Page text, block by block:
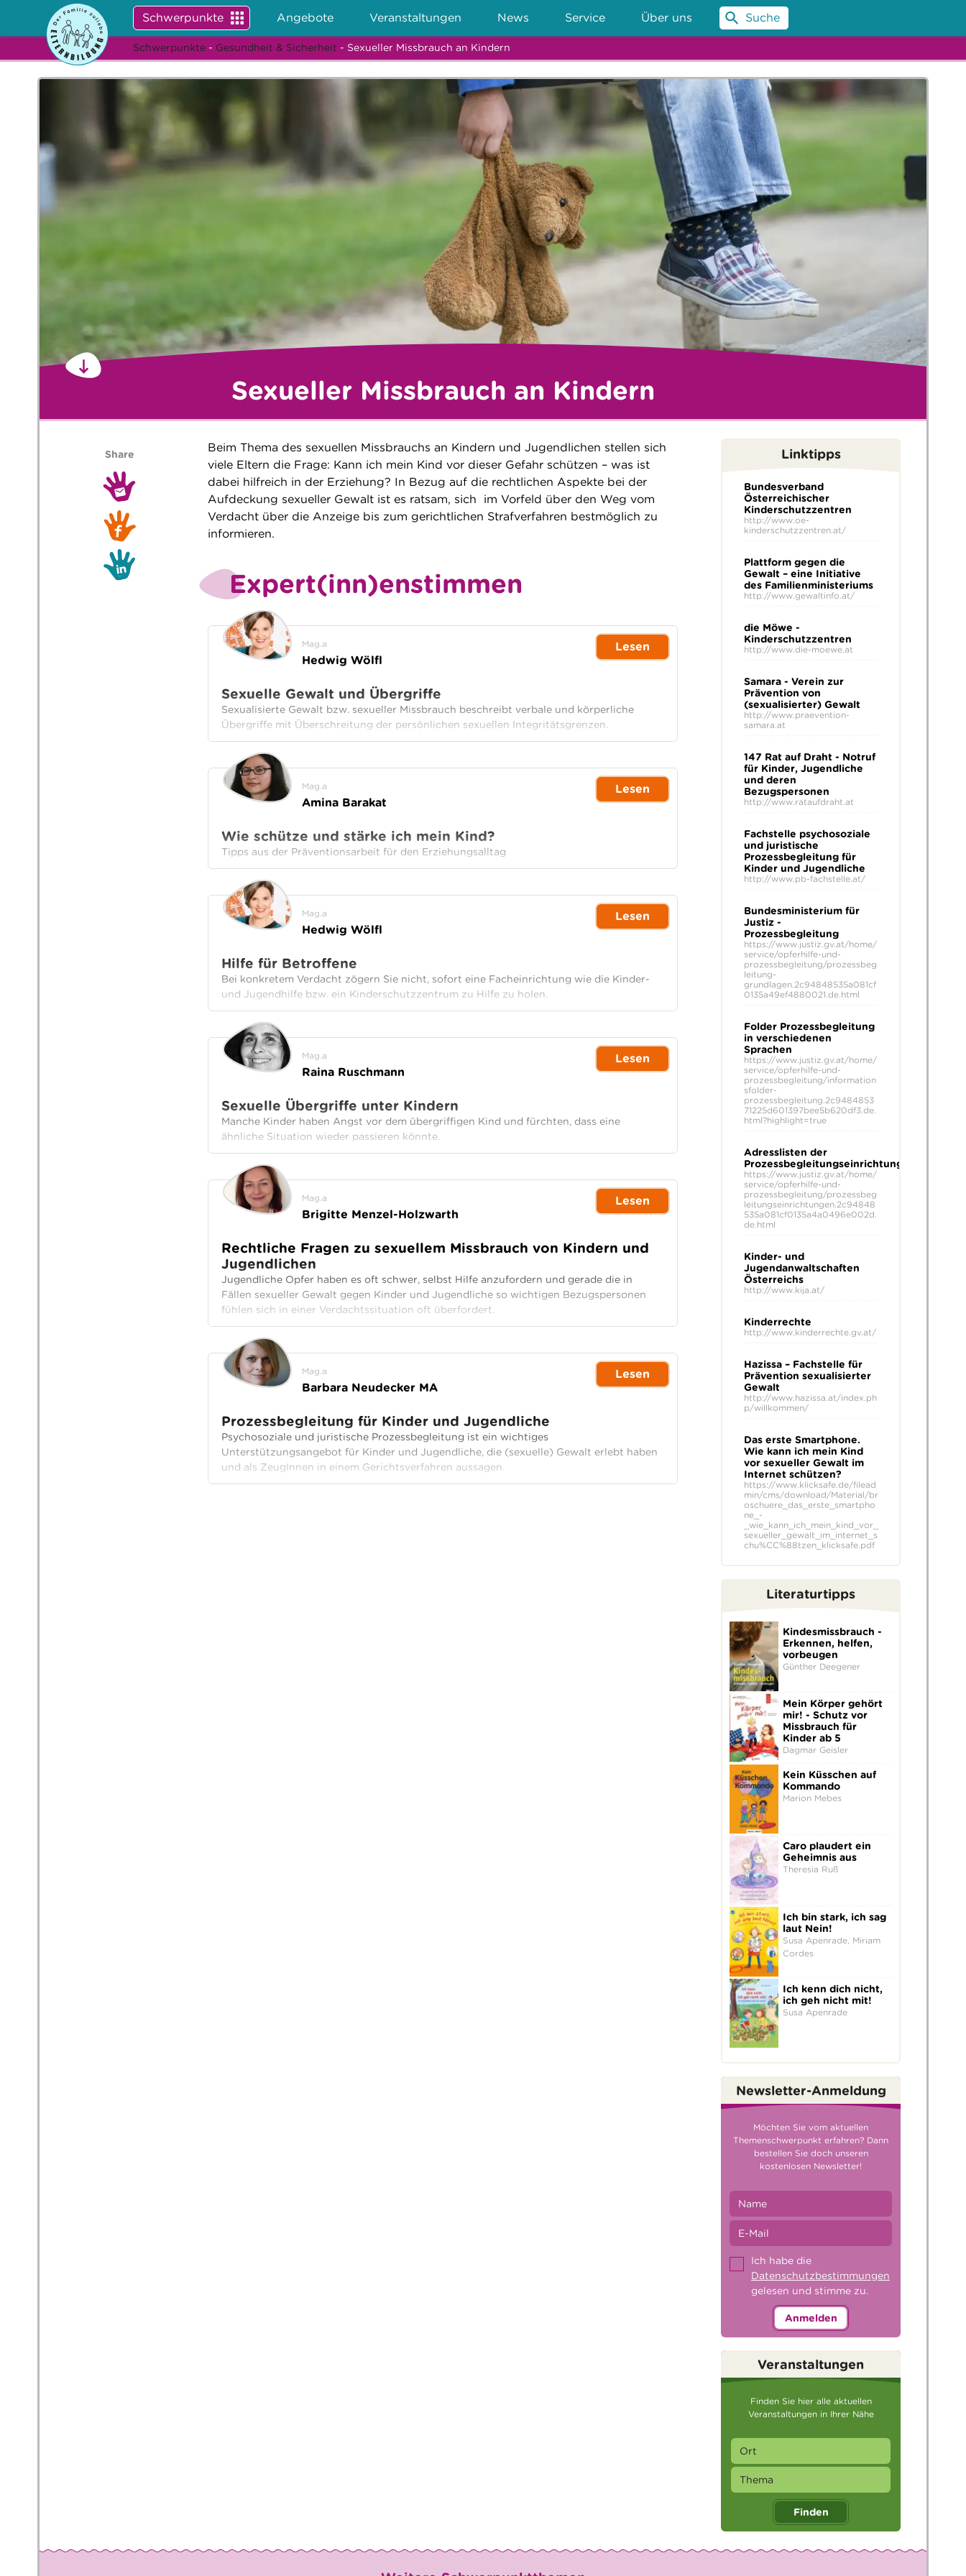
Schwerpunkte Angebote Veranstaltungen News Service Über uns Suche
Schwerpunkte - Gesundheit & Sicherheit - Sexueller Missbrauch an Kindern
Sexueller Missbrauch an Kindern
Beim Thema des sexuellen Missbrauchs an Kindern und Jugendlichen stellen sich
viele Eltern die Frage: Kann ich mein Kind vor dieser Gefahr schützen – was ist
dabei hilfreich in der Erziehung? In Bezug auf die rechtlichen Aspekte bei der
Aufdeckung sexueller Gewalt ist es ratsam, sich im Vorfeld über den Weg vom
Verdacht über die Anzeige bis zum gerichtlichen Strafverfahren bestmöglich zu
informieren.
Expert(inn)enstimmen
Mag.a
Hedwig Wölfl
Lesen
Sexuelle Gewalt und Übergriffe
Sexualisierte Gewalt bzw. sexueller Missbrauch beschreibt verbale und körperliche
Übergriffe mit Überschreitung der persönlichen sexuellen Integritätsgrenzen.
Mag.a
Amina Barakat
Lesen
Wie schütze und stärke ich mein Kind?
Tipps aus der Präventionsarbeit für den Erziehungsalltag
Mag.a
Hedwig Wölfl
Lesen
Hilfe für Betroffene
Bei konkretem Verdacht zögern Sie nicht, sofort eine Facheinrichtung wie die Kinder-
und Jugendhilfe bzw. ein Kinderschutzzentrum zu Hilfe zu holen.
Mag.a
Raina Ruschmann
Lesen
Sexuelle Übergriffe unter Kindern
Manche Kinder haben Angst vor dem übergriffigen Kind und fürchten, dass eine
ähnliche Situation wieder passieren könnte.
Mag.a
Brigitte Menzel-Holzwarth
Lesen
Rechtliche Fragen zu sexuellem Missbrauch von Kindern und
Jugendlichen
Jugendliche Opfer haben es oft schwer, selbst Hilfe anzufordern und gerade die in
Fällen sexueller Gewalt gegen Kinder und Jugendliche so wichtigen Bezugspersonen
fühlen sich in einer Verdachtssituation oft überfordert.
Mag.a
Barbara Neudecker MA
Lesen
Prozessbegleitung für Kinder und Jugendliche
Psychosoziale und juristische Prozessbegleitung ist ein wichtiges
Unterstützungsangebot für Kinder und Jugendliche, die (sexuelle) Gewalt erlebt haben
und als ZeugInnen in einem Gerichtsverfahren aussagen.
Share Linktipps
Bundesverband
Österreichischer
Kinderschutzzentren
http://www.oe-
kinderschutzzentren.at/
Plattform gegen die
Gewalt – eine Initiative
des Familienministeriums
http://www.gewaltinfo.at/
die Möwe -
Kinderschutzzentren
http://www.die-moewe.at
Samara - Verein zur
Prävention von
(sexualisierter) Gewalt
http://www.praevention-
samara.at
147 Rat auf Draht - Notruf
für Kinder, Jugendliche
und deren
Bezugspersonen
http://www.rataufdraht.at
Fachstelle psychosoziale
und juristische
Prozessbegleitung für
Kinder und Jugendliche
http://www.pb-fachstelle.at/
Bundesministerium für
Justiz -
Prozessbegleitung
https://www.justiz.gv.at/home/
service/opferhilfe-und-
prozessbegleitung/prozessbeg
leitung-
grundlagen.2c94848535a081cf
0135a49ef4880021.de.html
Folder Prozessbegleitung
in verschiedenen
Sprachen
https://www.justiz.gv.at/home/
service/opferhilfe-und-
prozessbegleitung/information
sfolder-
prozessbegleitung.2c9484853
71225d601397bee5b620df3.de.
html?highlight=true
Adresslisten der
Prozessbegleitungseinrichtungen
https://www.justiz.gv.at/home/
service/opferhilfe-und-
prozessbegleitung/prozessbeg
leitungseinrichtungen.2c94848
535a081cf0135a4a0496e002d.
de.html
Kinder- und
Jugendanwaltschaften
Österreichs
http://www.kija.at/
Kinderrechte
http://www.kinderrechte.gv.at/
Hazissa – Fachstelle für
Prävention sexualisierter
Gewalt
http://www.hazissa.at/index.ph
p/willkommen/
Das erste Smartphone.
Wie kann ich mein Kind
vor sexueller Gewalt im
Internet schützen?
https://www.klicksafe.de/filead
min/cms/download/Material/br
oschuere_das_erste_smartpho
ne_-
_wie_kann_ich_mein_kind_vor_
sexueller_gewalt_im_internet_s
chu%CC%88tzen_klicksafe.pdf
Literaturtipps
Kindesmissbrauch -
Erkennen, helfen,
vorbeugen
Günther Deegener
Mein Körper gehört
mir! - Schutz vor
Missbrauch für
Kinder ab 5
Dagmar Geisler
Kein Küsschen auf
Kommando
Marion Mebes
Caro plaudert ein
Geheimnis aus
Theresia Ruß
Ich bin stark, ich sag
laut Nein!
Susa Apenrade, Miriam
Cordes
Ich kenn dich nicht,
ich geh nicht mit!
Susa Apenrade
Newsletter-Anmeldung
Möchten Sie vom aktuellen
Themenschwerpunkt erfahren? Dann
bestellen Sie doch unseren
kostenlosen Newsletter!
Ich habe die
Datenschutzbestimmungen
gelesen und stimme zu.
Anmelden
Veranstaltungen
Finden Sie hier alle aktuellen
Veranstaltungen in Ihrer Nähe
Finden